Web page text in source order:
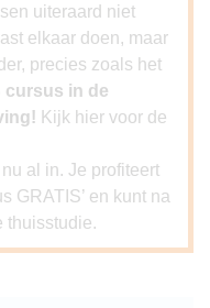
uiteraard niet
elkaar doen, maar
precies zoals het
cursus in de
Kijk hier voor de
al in. Je profiteert
GRATIS’ en kunt na
thuisstudie.